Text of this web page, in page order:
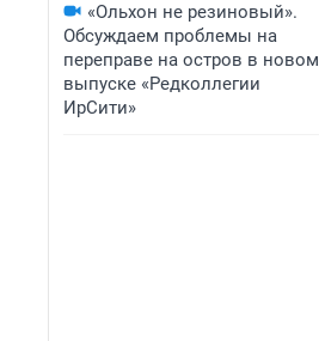
«Ольхон не резиновый».
Обсуждаем проблемы на
переправе на остров в новом
выпуске «Редколлегии
ИрСити»